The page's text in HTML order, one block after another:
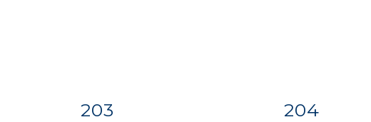
Fiche
203 Fiche
204